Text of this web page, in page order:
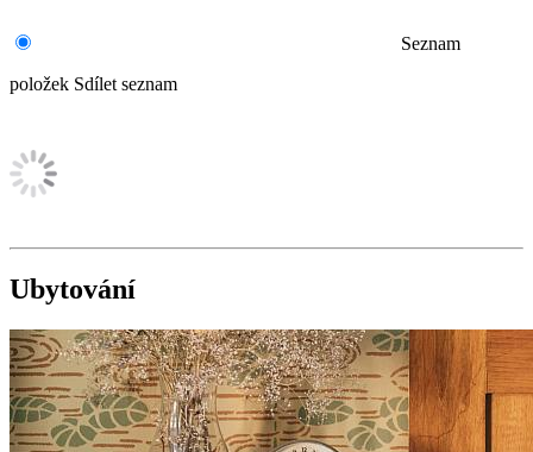
Seznam
položek Sdílet seznam
Ubytování